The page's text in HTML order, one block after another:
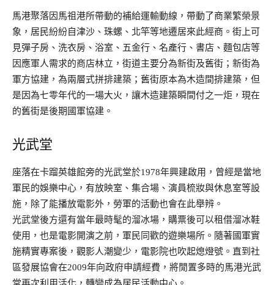
馬港聚落因馬祖港所帶動的補給運輸動線，帶動了商業繁榮景
象，居民紛紛自津沙、珠螺、北竿等地遷居來此經商。街上可
見彈子房、洗衣房、浴室、五金行、名產行、書店、麵包店等
因應軍人需求的商店林立，街道主要分為新街及舊街；新街為
軍方協建，為兩層式拼排建築；舊街原本為木造間排建築，但
是因為七零年代的一場大火，讓木造建築瞬間付之一炬，現在
的舊街是後期國軍協建。
光武堂
座落在卡蹓英雄館旁的光武堂於1978年興建啟用，曾經是當地
軍民的娛樂中心，有放映室、集合場、演員梳妝與休息室等設
施，除了能播放電影外，勞軍的活動也會在此舉辨。
光武堂後方還有當年最時髦的溜冰場，購票後可以租借溜冰鞋
使用，也是電影開演之前，軍民同歡的遊樂場所。隨著國軍實
施精實專案後，觀影人潮變少，電影院也吹起熄燈號。直到社
區發展協會在2009年向政府申請經費，將閒置多時的馬港光武